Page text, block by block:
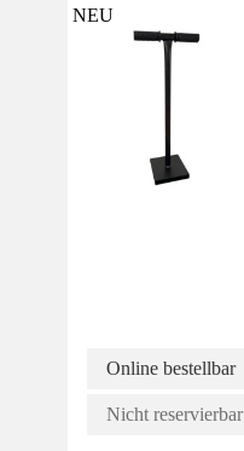
NEU
Online bestellbar
Nicht reservierbar